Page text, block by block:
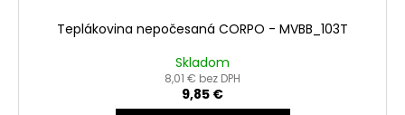
Teplákovina nepočesaná CORPO - MVBB_103T
Skladom
8,01 € bez DPH
9,85 €